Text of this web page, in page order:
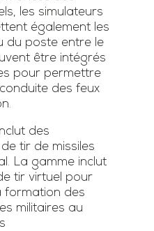
les simulateurs
également les
du poste entre le
être intégrés
pour permettre
des feux
des
tir de missiles
La gamme inclut
tir virtuel pour
formation des
militaires au